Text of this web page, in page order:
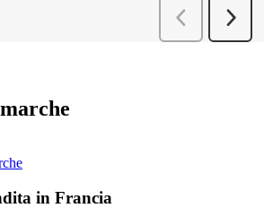
in Francia